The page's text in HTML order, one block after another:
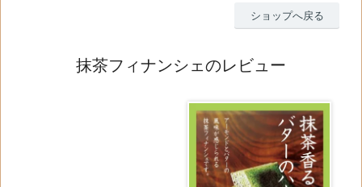
ショップへ戻る
抹茶フィナンシェのレビュー